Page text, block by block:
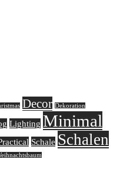
Decor Dekoration
Lighting Minimal
Schale Schalen